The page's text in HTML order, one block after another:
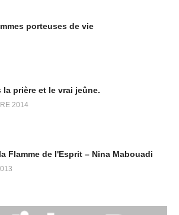
porteuses de vie
prière et le vrai jeûne.
2014
Flamme de l'Esprit – Nina Mabouadi